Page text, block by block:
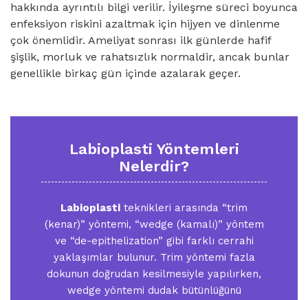
hakkında ayrıntılı bilgi verilir. İyileşme süreci boyunca
enfeksiyon riskini azaltmak için hijyen ve dinlenme
çok önemlidir. Ameliyat sonrası ilk günlerde hafif
şişlik, morluk ve rahatsızlık normaldir, ancak bunlar
genellikle birkaç gün içinde azalarak geçer.
Labioplasti Yöntemleri
Nelerdir?
Labioplasti teknikleri arasında “trim
(kenar)” yöntemi, “wedge (kamalı)” yöntem
ve “de-epithelization” gibi farklı cerrahi
yaklaşımlar bulunur. Trim yöntemi fazla
dokunun doğrudan kesilmesiyle yapılırken,
wedge yöntemi dudak bütünlüğünü